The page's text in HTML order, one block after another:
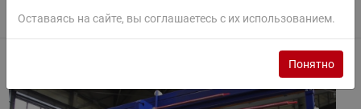
Оставаясь на сайте, вы соглашаетесь с их использованием.
Понятно